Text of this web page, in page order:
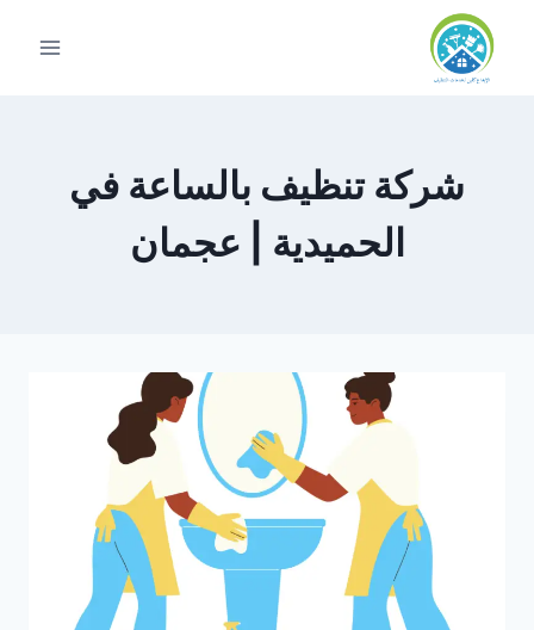
التجاوز
المحتوى
شركة تنظيف بالساعة في
الحميدية | عجمان